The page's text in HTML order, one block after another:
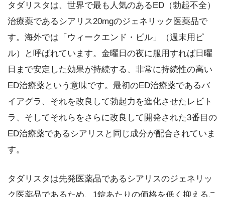
タダリスタは、世界で最も人気のあるED（勃起不全）
治療薬であるシアリス20mgのジェネリック医薬品で
す。海外では「ウィークエンド・ピル」（週末用ピ
ル）と呼ばれています。金曜日の夜に服用すれば日曜
日まで安定した効果が持続する、非常に持続性の高い
ED治療薬という意味です。最初のED治療薬であるバ
イアグラ、それを改良して勃起力を進化させたレビト
ラ、そしてそれらをさらに改良して開発された3番目の
ED治療薬であるシアリスと同じ成分が配合されていま
す。
タダリスタは先発医薬品であるシアリスのジェネリッ
ク医薬品であるため、1錠あたりの価格を低く抑えるこ